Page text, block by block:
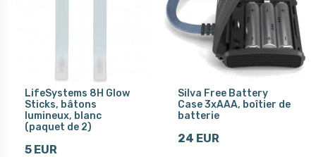
LifeSystems 8H Glow
Sticks, bâtons
lumineux, blanc
(paquet de 2)
5 EUR
Silva Free Battery
Case 3xAAA, boîtier de
batterie
24 EUR